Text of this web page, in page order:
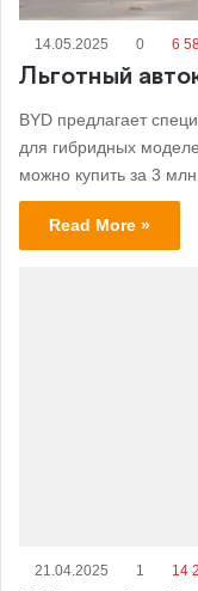
14.05.2025 0 6
Льготный
BYD предлагает
для гибридных
можно купить за 3
Read More »
21.04.2025 1 14